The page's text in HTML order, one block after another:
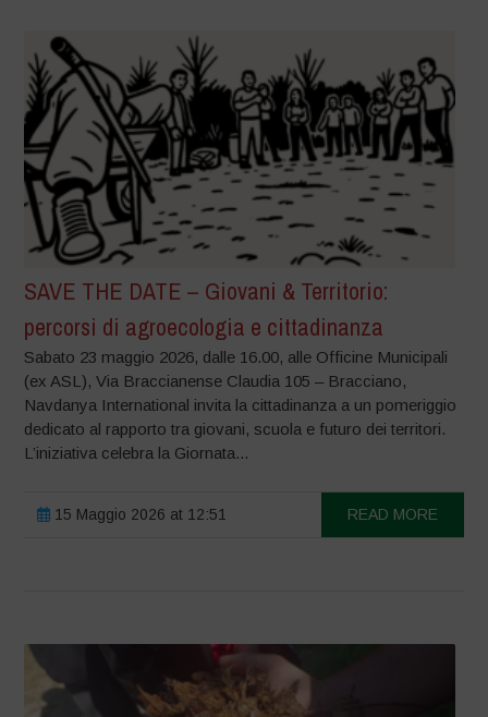
SAVE THE DATE – Giovani & Territorio:
percorsi di agroecologia e cittadinanza
Sabato 23 maggio 2026, dalle 16.00, alle Officine Municipali
(ex ASL), Via Braccianense Claudia 105 – Bracciano,
Navdanya International invita la cittadinanza a un pomeriggio
dedicato al rapporto tra giovani, scuola e futuro dei territori.
L’iniziativa celebra la Giornata...
15 Maggio 2026 at 12:51 READ MORE